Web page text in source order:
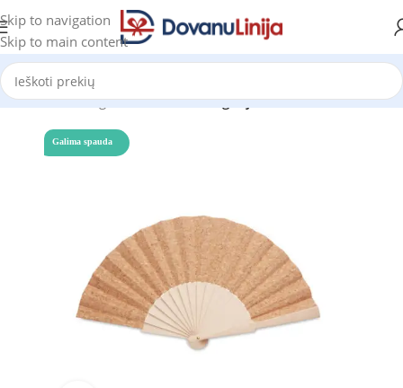
Skip to navigation
Skip to main content
Pradžia Katalogas Prekes be kategorijos
Galima spauda